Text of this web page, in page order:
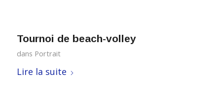
Tournoi de beach-volley
dans Portrait
Lire la suite